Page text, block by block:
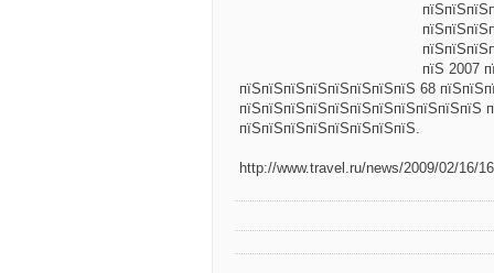
пїЅ 2007
пїЅпїЅпїЅпїЅпїЅпїЅпїЅпїЅ 68
пїЅпїЅпїЅпїЅпїЅпїЅпїЅпїЅпїЅпїЅпїЅ
пїЅпїЅпїЅпїЅпїЅпїЅпїЅпїЅ.
http://www.travel.ru/news/2009/02/16/